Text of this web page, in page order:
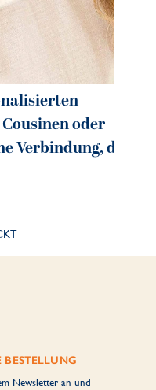
oder
Verbindung, die
BESTELLUNG
Newsletter an und